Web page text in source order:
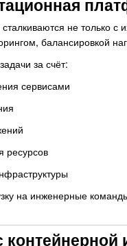
не только с
балансировкой
за счёт:
сервисами
ресурсов
на инженерные